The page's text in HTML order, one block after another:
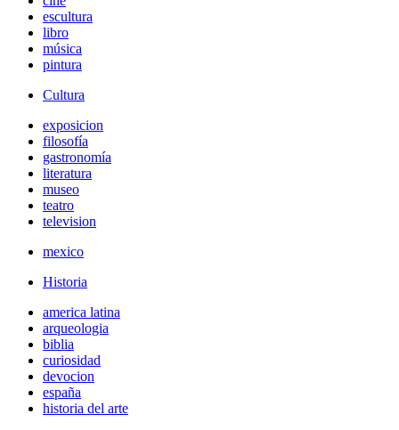
escultura
libro
música
pintura
Cultura
exposicion
filosofía
gastronomía
literatura
museo
teatro
television
mexico
Historia
america latina
arqueologia
biblia
curiosidad
devocion
españa
historia del arte